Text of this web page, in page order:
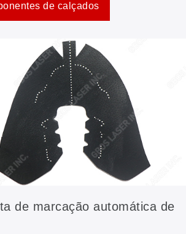
de calçados
de marcação automática de